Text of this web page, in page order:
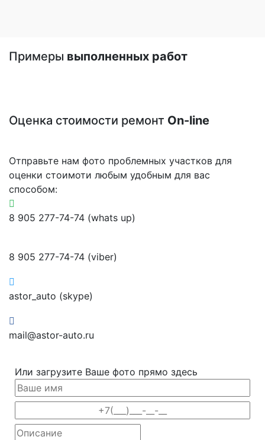
Примеры выполненных работ
Оценка стоимости ремонт On-line
Отправьте нам фото проблемных участков для
оценки стоимоти любым удобным для вас
способом:
8 905 277-74-74 (whats up)
8 905 277-74-74 (viber)
astor_auto (skype)
mail@astor-auto.ru
Или загрузите Ваше фото прямо здесь